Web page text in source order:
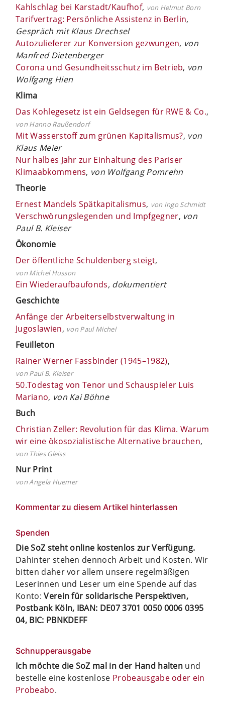
Kahlschlag bei Karstadt/Kaufhof, von Helmut Born
Tarifvertrag: Persönliche Assistenz in Berlin,
Gespräch mit Klaus Drechsel
Autozulieferer zur Konversion gezwungen, von
Manfred Dietenberger
Corona und Gesundheitsschutz im Betrieb, von
Wolfgang Hien
Klima
Das Kohlegesetz ist ein Geldsegen für RWE & Co.,
von Hanno Raußendorf
Mit Wasserstoff zum grünen Kapitalismus?, von
Klaus Meier
Nur halbes Jahr zur Einhaltung des Pariser
Klimaabkommens, von Wolfgang Pomrehn
Theorie
Ernest Mandels Spätkapitalismus, von Ingo Schmidt
Verschwörungslegenden und Impfgegner, von
Paul B. Kleiser
Ökonomie
Der öffentliche Schuldenberg steigt,
von Michel Husson
Ein Wiederaufbaufonds, dokumentiert
Geschichte
Anfänge der Arbeiterselbstverwaltung in
Jugoslawien, von Paul Michel
Feuilleton
Rainer Werner Fassbinder (1945–1982),
von Paul B. Kleiser
50.Todestag von Tenor und Schauspieler Luis
Mariano, von Kai Böhne
Buch
Christian Zeller: Revolution für das Klima. Warum
wir eine ökosozialistische Alternative brauchen,
von Thies Gleiss
Nur Print
von Angela Huemer
Kommentar zu diesem Artikel hinterlassen
Spenden
Die SoZ steht online kostenlos zur Verfügung.
Dahinter stehen dennoch Arbeit und Kosten. Wir
bitten daher vor allem unsere regelmäßigen
Leserinnen und Leser um eine Spende auf das
Konto:Verein für solidarische Perspektiven,
Postbank Köln, IBAN: DE07 3701 0050 0006 0395
04, BIC: PBNKDEFF
Schnupperausgabe
Ich möchte die SoZ mal in der Hand halten und
bestelle eine kostenlose Probeausgabe oder ein
Probeabo.